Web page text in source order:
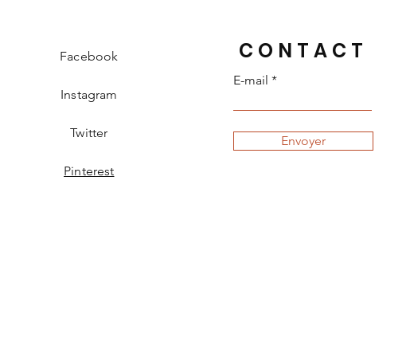
Facebook
Instagram
Twitter
Pinterest
CONTACT
E-mail
Envoyer